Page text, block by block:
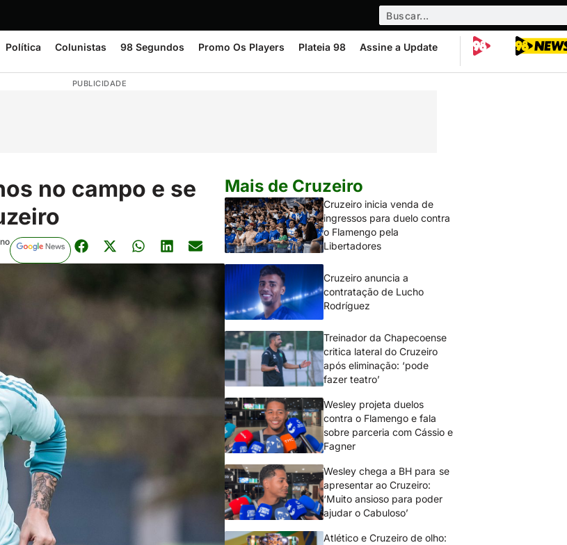
Política Colunistas 98 Segundos Promo Os Players Plateia 98 Assine a Update
PUBLICIDADE
no campo e se
Mais de Cruzeiro
Cruzeiro inicia venda de
ingressos para duelo contra
o Flamengo pela
Libertadores
Cruzeiro anuncia a
contratação de Lucho
Rodríguez
Treinador da Chapecoense
critica lateral do Cruzeiro
após eliminação: ‘pode
fazer teatro’
Wesley projeta duelos
contra o Flamengo e fala
sobre parceria com Cássio e
Fagner
Wesley chega a BH para se
apresentar ao Cruzeiro:
‘Muito ansioso para poder
ajudar o Cabuloso’
Atlético e Cruzeiro de olho: